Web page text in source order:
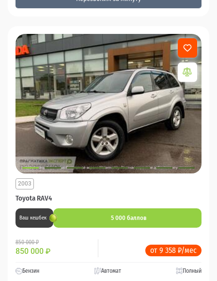
Toyota RAV4
2003
Ваш кешбек 5 000 баллов
850 000 ₽
850 000 ₽ от 9 358 ₽/мес
Бензин Автомат Полный